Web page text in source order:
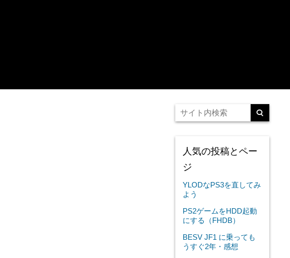
人気の投稿とペー
ジ
YLODなPS3を直してみ
よう
PS2ゲームをHDD起動
にする（FHDB）
BESV JF1 に乗っても
うすぐ2年・感想